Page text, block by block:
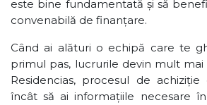
este bine fundamentată și să
convenabilă de finanțare.
Când ai alături o echipă care te
primul pas, lucrurile devin mult mai
Residencias, procesul de
încât să ai informațiile necesare